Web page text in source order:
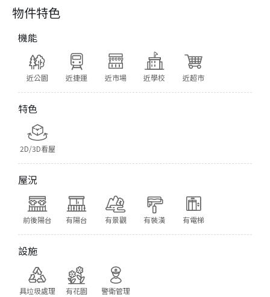
物件特色
機能
近公園 近捷運 近市場 近學校 近超市
特色
2D/3D看屋
屋況
前後陽台 有陽台 有景觀 有裝潢 有電梯
設施
具垃圾處理 有花園 警衛管理